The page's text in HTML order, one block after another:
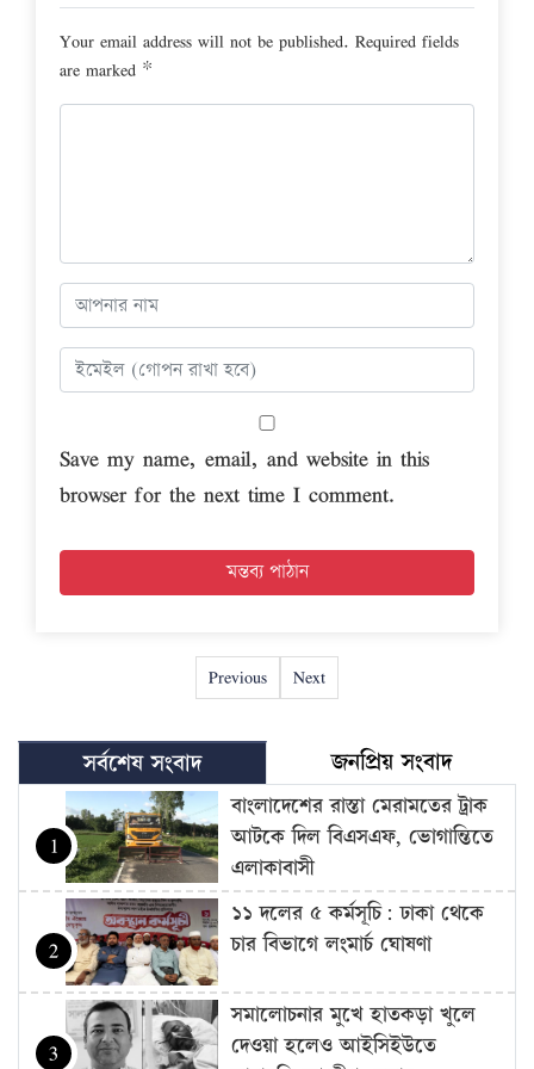
Your email address will not be published. Required fields
are marked *
Save my name, email, and website in this
browser for the next time I comment.
Previous Next
সর্বশেষ সংবাদ জনপ্রিয় সংবাদ
1
বাংলাদেশের রাস্তা মেরামতের ট্রাক
আটকে দিল বিএসএফ, ভোগান্তিতে
এলাকাবাসী
2
১১ দলের ৫ কর্মসূচি: ঢাকা থেকে
চার বিভাগে লংমার্চ ঘোষণা
3
সমালোচনার মুখে হাতকড়া খুলে
দেওয়া হলেও আইসিইউতে